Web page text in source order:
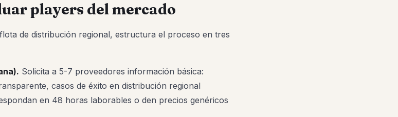
players del mercado
de distribución regional, estructura el proceso en tres
Solicita a 5-7 proveedores información básica:
casos de éxito en distribución regional
en 48 horas laborables o den precios genéricos